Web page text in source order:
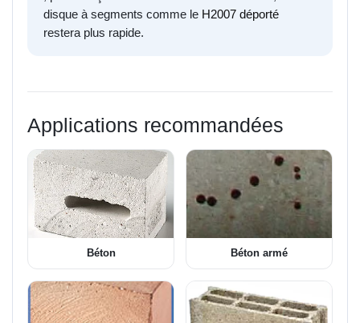
disque à segments comme le H2007 déporté
restera plus rapide.
Applications recommandées
Béton Béton armé